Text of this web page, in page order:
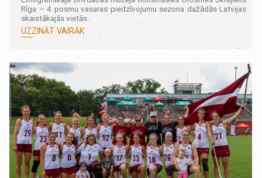
Rīga – 4 posmu vasaras piedzīvojumu sezona dažādās Latvijas
skaistākajās vietās.
UZZINĀT VAIRĀK